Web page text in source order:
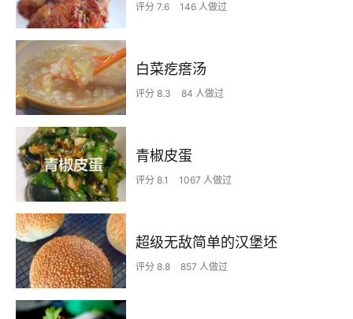
评分 7.6 146 人做过
白菜疙瘩汤
评分 8.3 84 人做过
青椒皮蛋
评分 8.1 1067 人做过
超级无敌简单的汉堡坯
评分 8.8 857 人做过